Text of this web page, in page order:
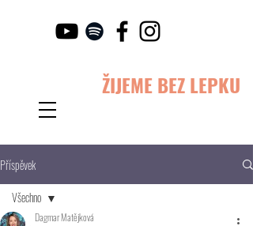
ŽIJEME BEZ LEPKU
Příspěvek
Všechno
Dagmar Matějková